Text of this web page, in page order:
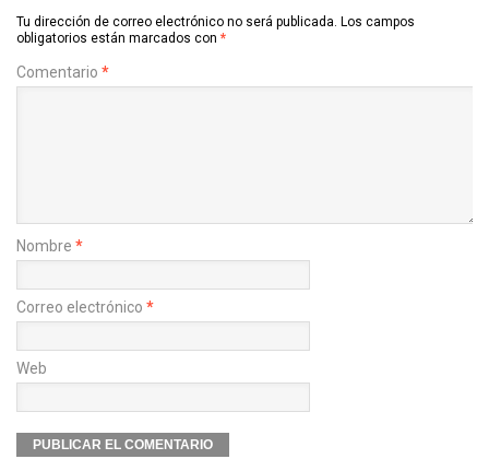
Tu dirección de correo electrónico no será publicada. Los campos
obligatorios están marcados con *
Comentario *
Nombre *
Correo electrónico *
Web